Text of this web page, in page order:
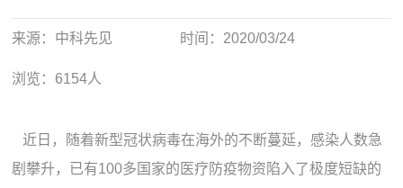
来源： 中科先见 时间： 2020/03/24
浏览： 6154人
近日，随着新型冠状病毒在海外的不断蔓延，感染人数急
剧攀升，已有100多国家的医疗防疫物资陷入了极度短缺的